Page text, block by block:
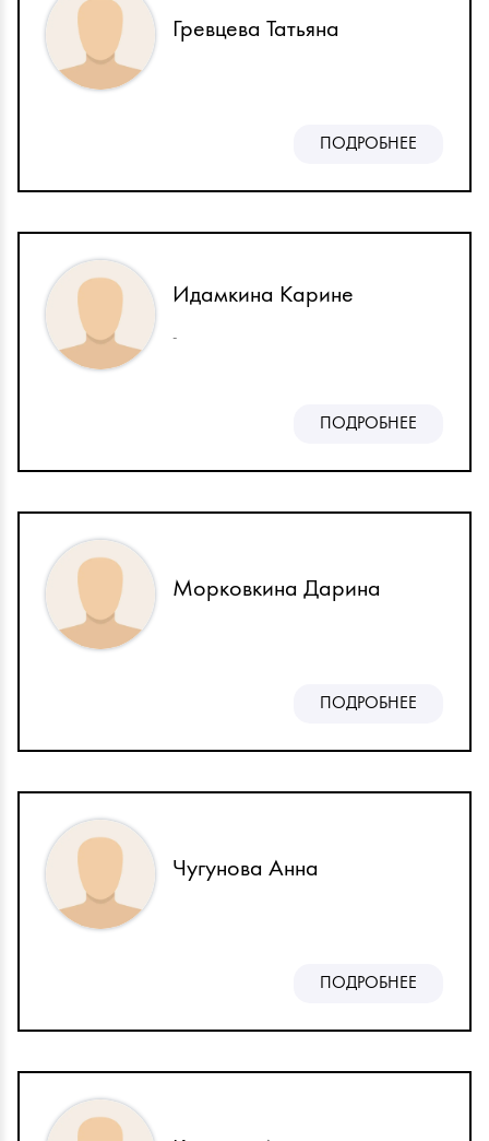
Гревцева Татьяна
ПОДРОБНЕЕ
Идамкина Карине
-
ПОДРОБНЕЕ
Морковкина Дарина
ПОДРОБНЕЕ
Чугунова Анна
ПОДРОБНЕЕ